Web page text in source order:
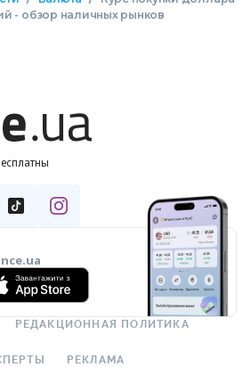
- обзор наличных рынков
РЕДАКЦИОННАЯ ПОЛИТИКА
РЕКЛАМА